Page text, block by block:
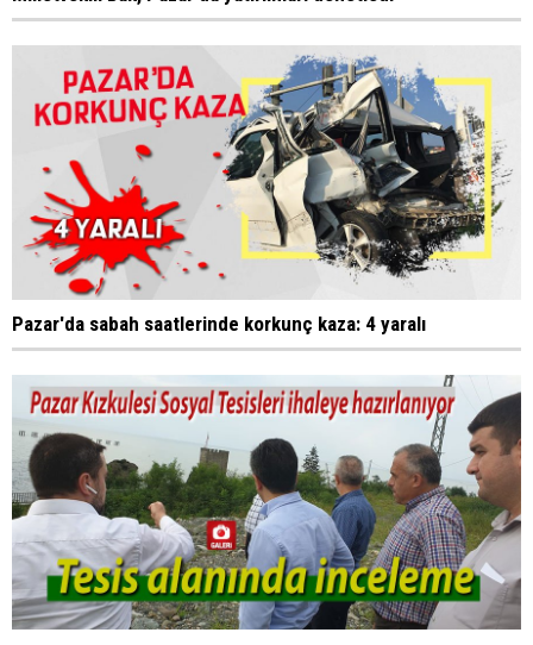
Pazar'da sabah saatlerinde korkunç kaza: 4 yaralı